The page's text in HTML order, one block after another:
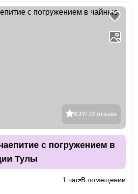
4.77/ 22 отзыва
с погружением в
Тулы
1 час В помещении